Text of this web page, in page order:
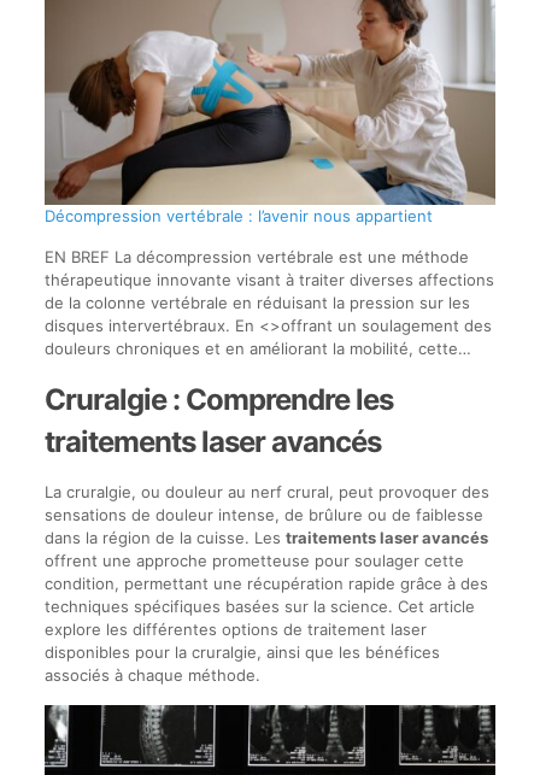
Décompression vertébrale : l’avenir nous appartient
EN BREF La décompression vertébrale est une méthode
thérapeutique innovante visant à traiter diverses affections
de la colonne vertébrale en réduisant la pression sur les
disques intervertébraux. En <>offrant un soulagement des
douleurs chroniques et en améliorant la mobilité, cette…
Cruralgie : Comprendre les
traitements laser avancés
La cruralgie, ou douleur au nerf crural, peut provoquer des
sensations de douleur intense, de brûlure ou de faiblesse
dans la région de la cuisse. Les traitements laser avancés
offrent une approche prometteuse pour soulager cette
condition, permettant une récupération rapide grâce à des
techniques spécifiques basées sur la science. Cet article
explore les différentes options de traitement laser
disponibles pour la cruralgie, ainsi que les bénéfices
associés à chaque méthode.